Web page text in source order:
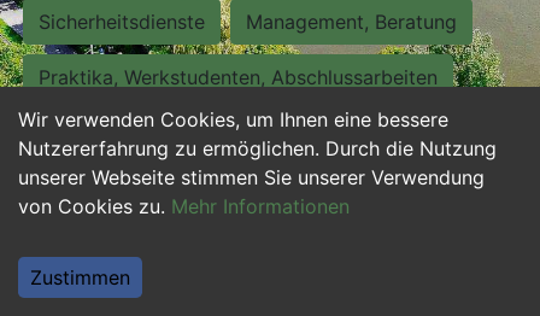
Wir verwenden Cookies, um Ihnen eine bessere
Nutzererfahrung zu ermöglichen. Durch die Nutzung
unserer Webseite stimmen Sie unserer Verwendung
von Cookies zu. Mehr Informationen
Zustimmen
Sicherheitsdienste Management, Beratung
Praktika, Werkstudenten, Abschlussarbeiten
Personalwesen Assistenz, Sekretariat
Hilfskräfte, Aushilfs- und Nebenjobs
Weiterbildung, Studium, duale Ausbildung